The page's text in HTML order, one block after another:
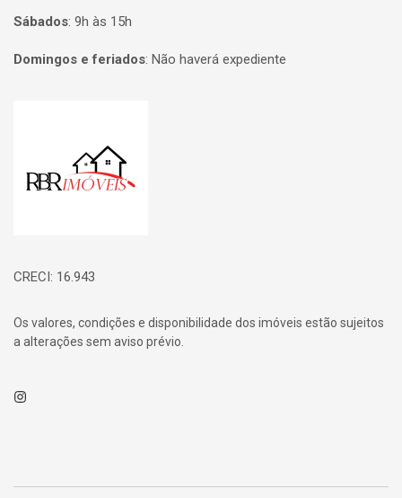
Sábados: 9h às 15h
Domingos e feriados: Não haverá expediente
CRECI: 16.943
Os valores, condições e disponibilidade dos imóveis estão sujeitos
a alterações sem aviso prévio.
Instagram